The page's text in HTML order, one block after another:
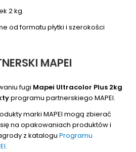
2 kg.
od formatu płytki i szerokości
MAPEI
fugi Mapei Ultracolor Plus 2kg
programu partnerskiego MAPEI.
marki MAPEI mogą zbierać
na opakowaniach produktów i
z kataloguProgramu
.